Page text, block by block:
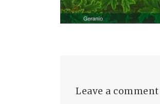
Leave a comment